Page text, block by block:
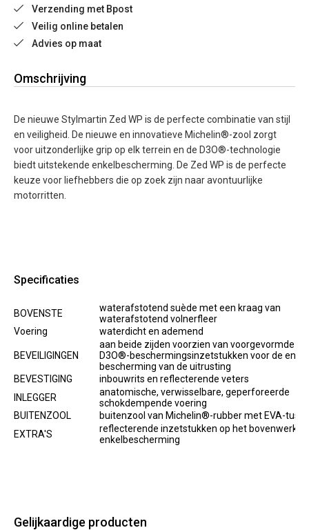
Verzending met Bpost
Veilig online betalen
Advies op maat
Omschrijving
De nieuwe Stylmartin Zed WP is de perfecte combinatie van stijl
en veiligheid. De nieuwe en innovatieve Michelin®-zool zorgt
voor uitzonderlijke grip op elk terrein en de D3O®-technologie
biedt uitstekende enkelbescherming. De Zed WP is de perfecte
keuze voor liefhebbers die op zoek zijn naar avontuurlijke
motorritten.
Specificaties
BOVENSTE
waterafstotend suède met een kraag van
waterafstotend volnerfleer
Voering
waterdicht en ademend
BEVEILIGINGEN
aan beide zijden voorzien van voorgevormde
D3O®-beschermingsinzetstukken voor de
bescherming van de uitrusting
BEVESTIGING
inbouwrits en reflecterende veters
INLEGGER
anatomische, verwisselbare, geperforeerde
schokdempende voering
BUITENZOOL
buitenzool van Michelin®-rubber met EVA-
EXTRA'S
reflecterende inzetstukken op het bovenwerk
enkelbescherming
Gelijkaardige producten